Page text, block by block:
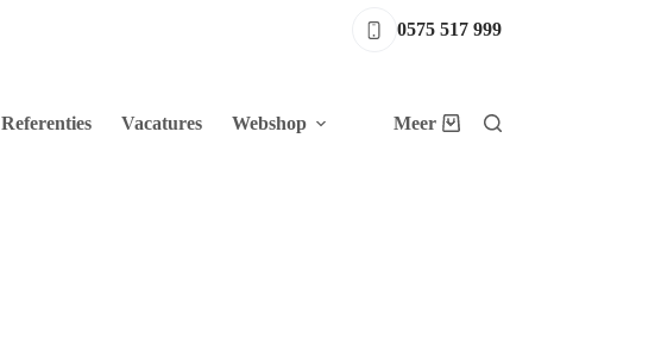
0575 517 999
Referenties Vacatures Webshop Meer Winkelwagen